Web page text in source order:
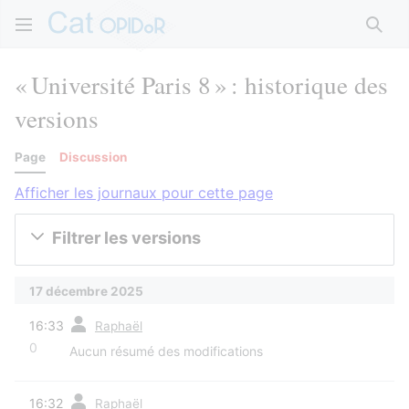
« Université Paris 8 » : historique des
versions
Page Discussion
Afficher les journaux pour cette page
Filtrer les versions
17 décembre 2025
16:33 Raphaël
0 Aucun résumé des modifications
16:32 Raphaël